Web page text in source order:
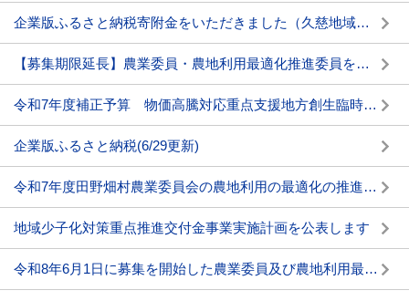
企業版ふるさと納税寄附金をいただきました（久慈地域エネルギー株式会社 様）
【募集期限延長】農業委員・農地利用最適化推進委員を募集します
令和7年度補正予算 物価高騰対応重点支援地方創生臨時交付金の活用状況について
企業版ふるさと納税(6/29更新)
令和7年度田野畑村農業委員会の農地利用の最適化の推進の状況 その他事務の実施状況の公表について
地域少子化対策重点推進交付金事業実施計画を公表します
令和8年6月1日に募集を開始した農業委員及び農地利用最適化推進委員の応募等の状況について